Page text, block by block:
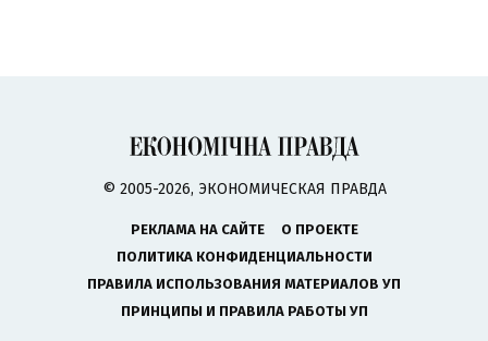
© 2005-2026, ЭКОНОМИЧЕСКАЯ ПРАВДА
РЕКЛАМА НА САЙТЕ
О ПРОЕКТЕ
ПОЛИТИКА КОНФИДЕНЦИАЛЬНОСТИ
ПРАВИЛА ИСПОЛЬЗОВАНИЯ МАТЕРИАЛОВ УП
ПРИНЦИПЫ И ПРАВИЛА РАБОТЫ УП